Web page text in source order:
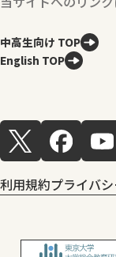
中高生向け TOP
English TOP
利用規約プライバ